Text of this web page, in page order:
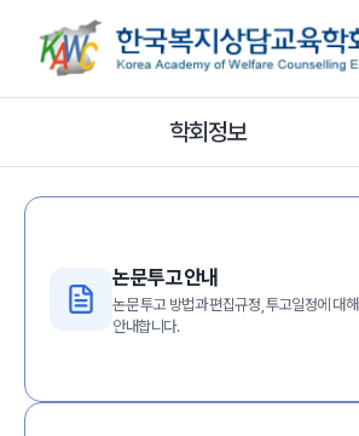
학회정보
논문투고안내
논문 투고 방법과 편집규정, 투고일정에 대해
안내합니다.